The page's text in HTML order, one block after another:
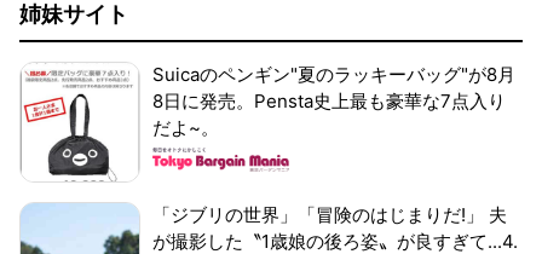
姉妹サイト
Suicaのペンギン"夏のラッキーバッグ"が8月
8日に発売。Pensta史上最も豪華な7点入り
だよ~。
「ジブリの世界」「冒険のはじまりだ!」 夫
が撮影した〝1歳娘の後ろ姿〟が良すぎて...4.